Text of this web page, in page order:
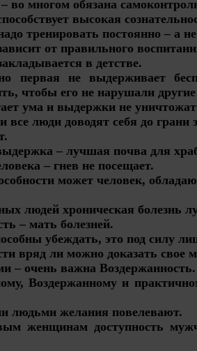
во многом обязана
высокая
тренировать постоянно – а
от правильного
в детстве.
первая не выдерживает
чтобы его не нарушали
ума и выдержки не
все люди доводят себя до грани
– лучшая почва для
– гнев не посещает.
может человек,
людей хроническая болезнь
– мать болезней.
убеждать, это под силу
вряд ли можно доказать свое
– очень важна Воздержанность.
Воздержанному и
людьми желания повелевают.
женщинам доступность